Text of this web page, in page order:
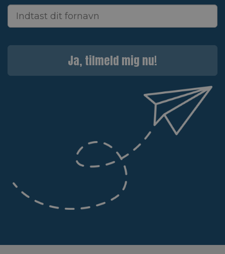
Ja, tilmeld mig nu!